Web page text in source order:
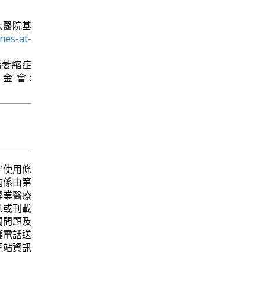
醫院基
at-
縮症
會:
使用條
由第
醫療
刊載
題及
話送
資訊